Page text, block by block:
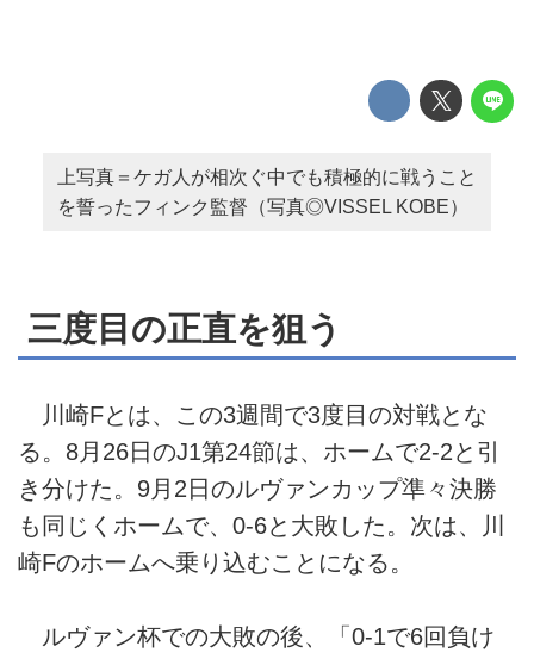
上写真＝ケガ人が相次ぐ中でも積極的に戦うこと
を誓ったフィンク監督（写真◎VISSEL KOBE）
三度目の正直を狙う
川崎Fとは、この3週間で3度目の対戦とな
る。8月26日のJ1第24節は、ホームで2-2と引
き分けた。9月2日のルヴァンカップ準々決勝
も同じくホームで、0-6と大敗した。次は、川
崎Fのホームへ乗り込むことになる。
ルヴァン杯での大敗の後、「0-1で6回負け